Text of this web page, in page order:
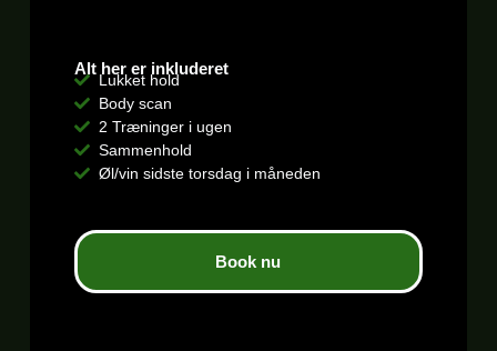
Alt her er inkluderet
Lukket hold
Body scan
2 Træninger i ugen
Sammenhold
Øl/vin sidste torsdag i måneden
Book nu